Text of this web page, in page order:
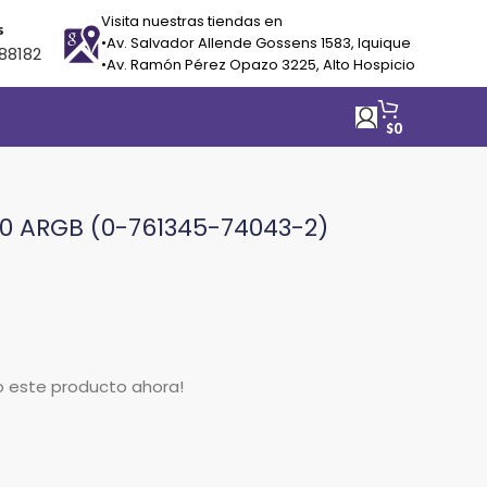
Visita nuestras tiendas en
•Av. Salvador Allende Gossens 1583, Iquique
•Av. Ramón Pérez Opazo 3225, Alto Hospicio
$0
ARGB (0-761345-74043-2)
este producto ahora!